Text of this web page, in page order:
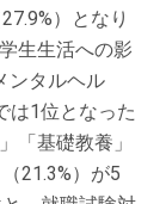
）となり
生生活への影
ンタルヘル
は1位となった
「基礎教養」
21.3%）が5